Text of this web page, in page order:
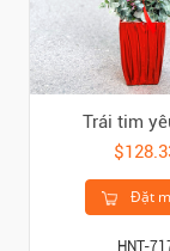
Trái tim
Đặt
HNT-